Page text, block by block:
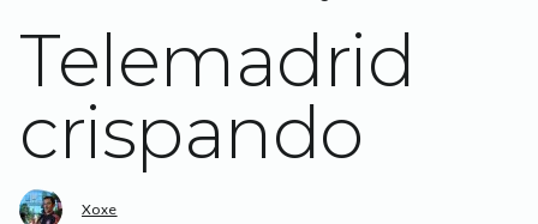
Telemadrid
crispando
Xoxe